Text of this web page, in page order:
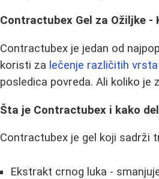
Contractubex Gel za Ožiljke -
Contractubex je jedan od
koristi za lečenje različitih
posledica povreda. Ali koliko je
Šta je Contractubex i kako
Contractubex je gel koji sadrži
Ekstrakt crnog luka -